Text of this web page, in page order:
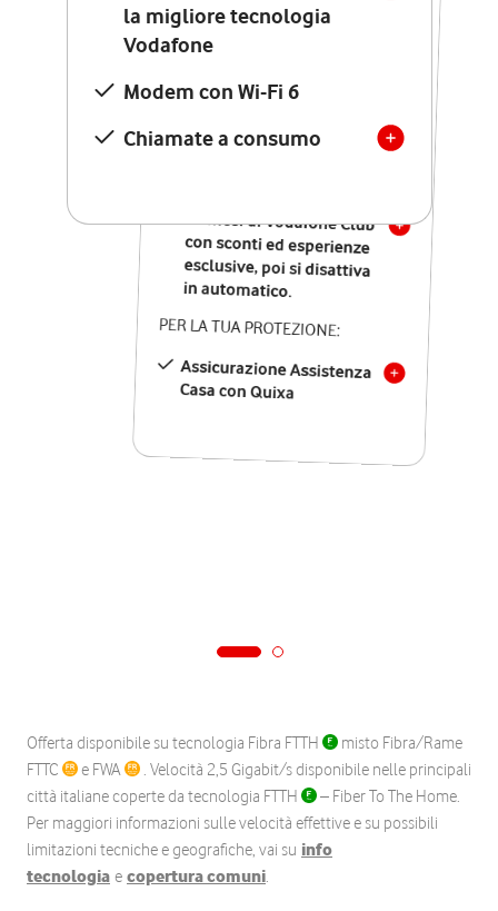
la migliore tecnologia
Vodafone
Modem con Wi-Fi 6
Chiamate a consumo
Vodafone
Modem Seven con Wi-Fi 7
Chiamate illimitate verso
numeri fissi e mobili
nazionali
12 mesi di Vodafone Club
con sconti ed esperienze
esclusive, poi si disattiva
in automatico.
PER LA TUA PROTEZIONE:
Assicurazione Assistenza
Casa con Quixa
Offerta disponibile su tecnologia Fibra FTTH
misto Fibra/Rame
FTTC
e FWA
. Velocità 2,5 Gigabit/s disponibile nelle principali
città italiane coperte da tecnologia FTTH
– Fiber To The Home.
Per maggiori informazioni sulle velocità effettive e su possibili
limitazioni tecniche e geografiche, vai su info
tecnologia e copertura comuni.